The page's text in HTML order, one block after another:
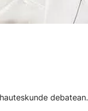
debatean.